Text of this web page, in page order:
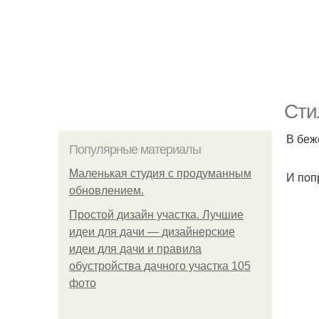
Популярные материалы
Маленькая студия с продуманным
обновлением.
Простой дизайн участка. Лучшие
идеи для дачи — дизайнерские
идеи для дачи и правила
обустройства дачного участка 105
фото
В
И